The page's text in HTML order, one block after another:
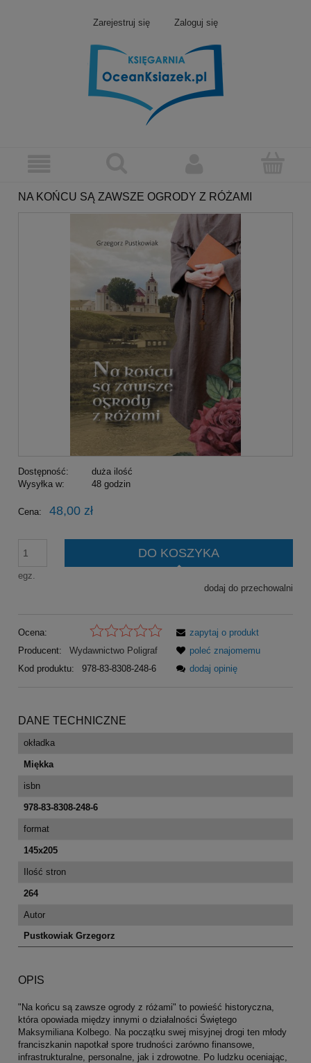
Zarejestruj się Zaloguj się
NA KOŃCU SĄ ZAWSZE OGRODY Z RÓŻAMI
Dostępność:
duża ilość
Wysyłka w:
48 godzin
Cena: 48,00 zł
egz.
DO KOSZYKA
dodaj do przechowalni
Ocena:
Producent:
Wydawnictwo Poligraf
Kod produktu:
978-83-8308-248-6
zapytaj o produkt
poleć znajomemu
dodaj opinię
DANE TECHNICZNE
okładka
Miękka
isbn
978-83-8308-248-6
format
145x205
Ilość stron
264
Autor
Pustkowiak Grzegorz
OPIS
"Na końcu są zawsze ogrody z różami" to powieść historyczna,
która opowiada między innymi o działalności Świętego
Maksymiliana Kolbego. Na początku swej misyjnej drogi ten młody
franciszkanin napotkał spore trudności zarówno finansowe,
infrastrukturalne, personalne, jak i zdrowotne. Po ludzku oceniając,